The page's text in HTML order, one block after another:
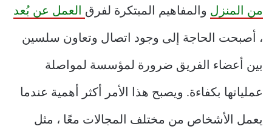
من المنزل والمفاهيم المبتكرة لفرق العمل عن بُعد
، أصبحت الحاجة إلى وجود اتصال وتعاون سلسين
بين أعضاء الفريق ضرورة لمؤسسة لمواصلة
عملياتها بكفاءة. ويصبح هذا الأمر أكثر أهمية عندما
يعمل الأشخاص من مختلف المجالات معًا ، مثل